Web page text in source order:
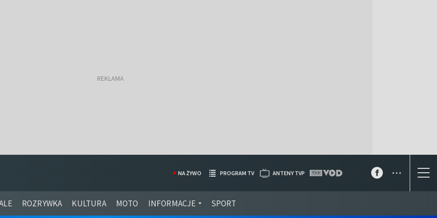
ROZRYWKA KULTURA MOTO INFORMACJE SPORT
NA ŻYWO PROGRAM TV ANTENY TVP ...